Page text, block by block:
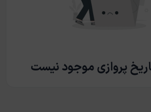
پروازی موجود نیست